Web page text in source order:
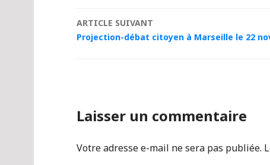
articles
ARTICLE SUIVANT
Projection-débat citoyen à Marseille le 22
Laisser un commentaire
Votre adresse e-mail ne sera pas publiée.